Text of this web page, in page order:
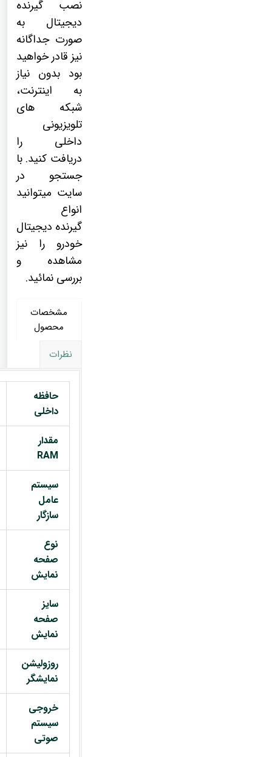
نصب گیرنده
دیجیتال به
صورت جداگانه
نیز قادر خواهید
بود بدون نیاز
به اینترنت،
شبکه های
تلویزیونی
داخلی را
دریافت کنید. با
جستجو در
سایت میتوانید
انواع
گیرنده دیجیتال
خودرو را نیز
مشاهده و
بررسی نمائید.
مشخصات
محصول
نظرات
حافظه
داخلی
مقدار
RAM
سیستم
عامل
سازگار
نوع
صفحه
نمایش
سایز
صفحه
نمایش
روزولیشن
نمایشگر
خروجی
سیستم
صوتی